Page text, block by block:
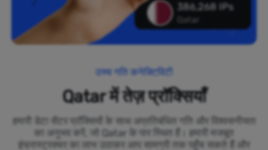
386,268 IPs
Qatar
उच्च गति कनेक्टिविटी
Qatar में तेज़ प्रॉक्सियाँ
हमारी डेटा सेंटर प्रॉक्सियों के साथ अप्रतिबंधित गति और विश्वसनीयता
का अनुभव करें, जो Qatar के पार स्थित हैं। हमारी मजबूत
इंफ्रास्ट्रक्चर का लाभ उठाकर आप सामग्री तक पहुँच सकते हैं और